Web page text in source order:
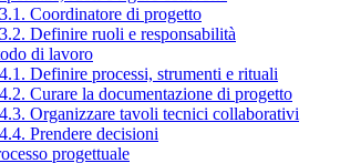
Coordinatore di progetto
Definire ruoli e responsabilità
di lavoro
Definire processi, strumenti e rituali
Curare la documentazione di progetto
Organizzare tavoli tecnici collaborativi
Prendere decisioni
progettuale